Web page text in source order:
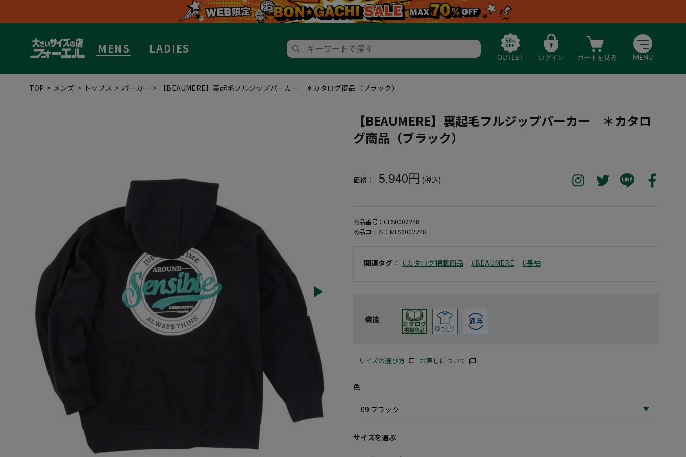
MENS LADIES
OUTLET ログイン カートを見る MENU
TOP メンズ トップス パーカー 【BEAUMERE】裏起毛フルジップパーカー ＊カタログ商品（ブラック）
【BEAUMERE】裏起毛フルジップパーカー ＊カタロ
グ商品（ブラック）
価格： 5,940円 (税込)
商品番号： CFS0002248
商品コード： MFS0002248
関連タグ ： #カタログ掲載商品 #BEAUMERE #長袖
機能
サイズの選び方 お直しについて
色
サイズを選ぶ